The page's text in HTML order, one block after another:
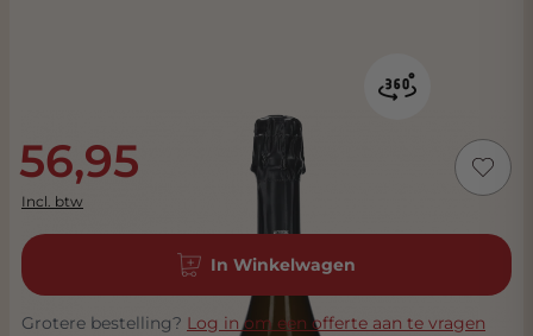
56,95
Incl. btw
In Winkelwagen
Grotere bestelling? Log in om een offerte aan te vragen